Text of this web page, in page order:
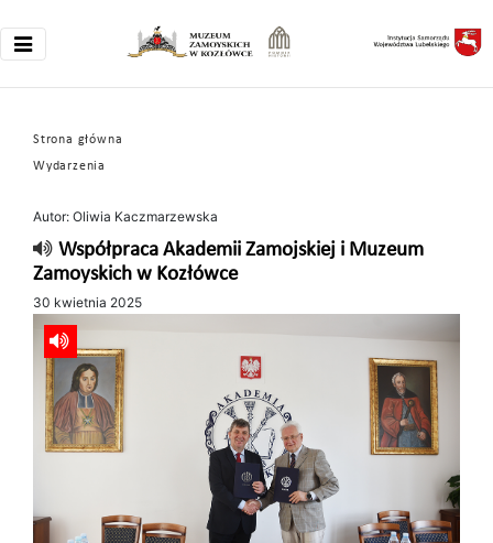
Strona główna
Wydarzenia
Autor: Oliwia Kaczmarzewska
Współpraca Akademii Zamojskiej i Muzeum
Zamoyskich w Kozłówce
30 kwietnia 2025